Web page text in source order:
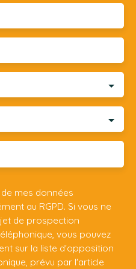
mes données
au RGPD. Si vous ne
de prospection
vous pouvez
sur la liste d'opposition
prévu par l'article